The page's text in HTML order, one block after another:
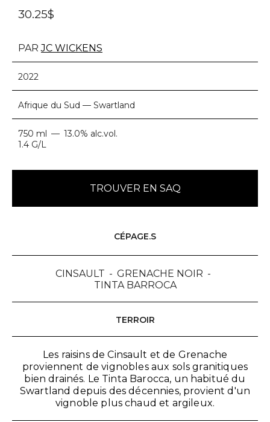
30.25$
PARJC WICKENS
2022
Afrique du Sud — Swartland
750 ml
13.0% alc.vol.
1.4 G/L
TROUVER EN SAQ
CÉPAGE.S
CINSAULT
GRENACHE NOIR
TINTA BARROCA
TERROIR
Les raisins de Cinsault et de Grenache
proviennent de vignobles aux sols granitiques
bien drainés. Le Tinta Barocca, un habitué du
Swartland depuis des décennies, provient d'un
vignoble plus chaud et argileux.